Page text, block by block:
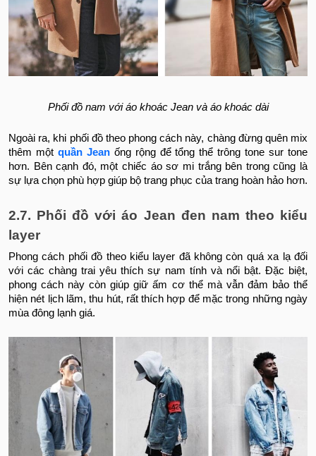
Phối đồ nam với áo khoác Jean và áo khoác dài
Ngoài ra, khi phối đồ theo phong cách này, chàng đừng quên mix
thêm một quần Jeanống rộng để tổng thể trông tone sur tone
hơn. Bên cạnh đó, một chiếc áo sơ mi trắng bên trong cũng là
sự lựa chọn phù hợp giúp bộ trang phục của trang hoàn hảo hơn.
2.7. Phối đồ với áo Jean đen nam theo kiểu
layer
Phong cách phối đồ theo kiểu layer đã không còn quá xa lạ đối
với các chàng trai yêu thích sự nam tính và nổi bật. Đặc biệt,
phong cách này còn giúp giữ ấm cơ thể mà vẫn đảm bảo thể
hiện nét lịch lãm, thu hút, rất thích hợp để mặc trong những ngày
mùa đông lạnh giá.